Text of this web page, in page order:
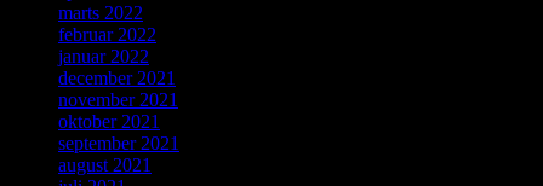
marts 2022
februar 2022
januar 2022
december 2021
november 2021
oktober 2021
september 2021
august 2021